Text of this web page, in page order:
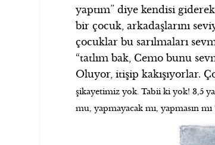
yaptım” diye kendisi
bir çocuk, arkadaşlarını
çocuklar bu sarılmaları
“tatlım bak, Cemo bunu
Oluyor, itişip kakışıyorlar.
şikayetimiz yok. Tabii ki yok! 3,5
mu, yapmayacak mı, yapmasın mı